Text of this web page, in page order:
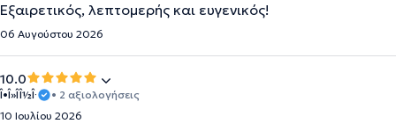
Εξαιρετικός, λεπτομερής και ευγενικός!
06 Αυγούστου 2026
10.0
Î•Î»Î­Î½Î·
• 2 αξιολογήσεις
10 Ιουλίου 2026